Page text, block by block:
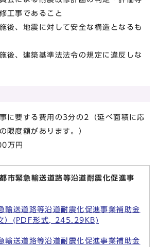
工事であること
、地震に対して安全な構造となるも
、建築基準法法令の規定に違反しな
要する費用の3分の2（延べ面積に応
限度額があります。）
万円
市緊急輸送道路等沿道耐震化促進事
輸送道路等沿道耐震化促進事業補助金
）(PDF形式, 245.29KB)
輸送道路等沿道耐震化促進事業補助金